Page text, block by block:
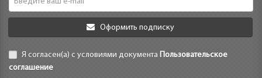
Оформить подписку
Я согласен(а) с условиями документа Пользовательское
соглашение